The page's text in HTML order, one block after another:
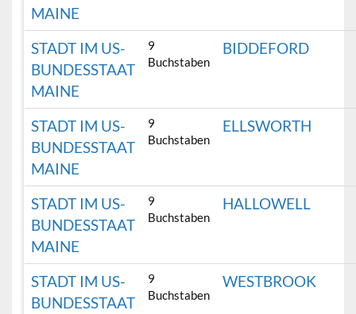
MAINE
STADT IM US-
BUNDESSTAAT
MAINE
9
Buchstaben
BIDDEFORD
STADT IM US-
BUNDESSTAAT
MAINE
9
Buchstaben
ELLSWORTH
STADT IM US-
BUNDESSTAAT
MAINE
9
Buchstaben
HALLOWELL
STADT IM US-
BUNDESSTAAT
9
Buchstaben
WESTBROOK